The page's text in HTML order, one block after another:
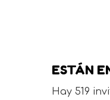
ESTÁN
Hay 519